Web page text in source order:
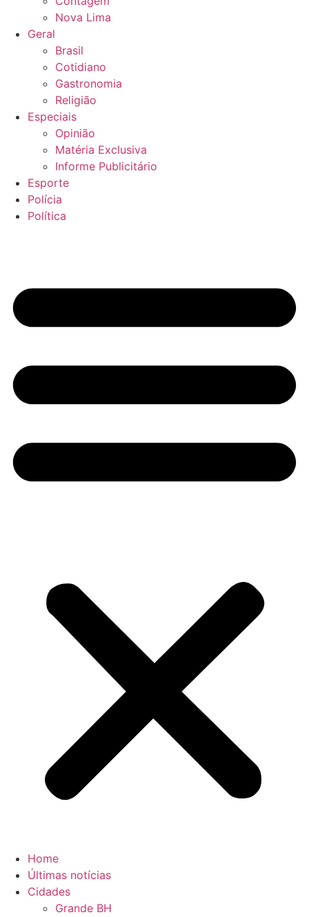
Nova Lima
Geral
Brasil
Cotidiano
Gastronomia
Religião
Especiais
Opinião
Matéria Exclusiva
Informe Publicitário
Esporte
Polícia
Política
Home
Últimas notícias
Cidades
Grande BH